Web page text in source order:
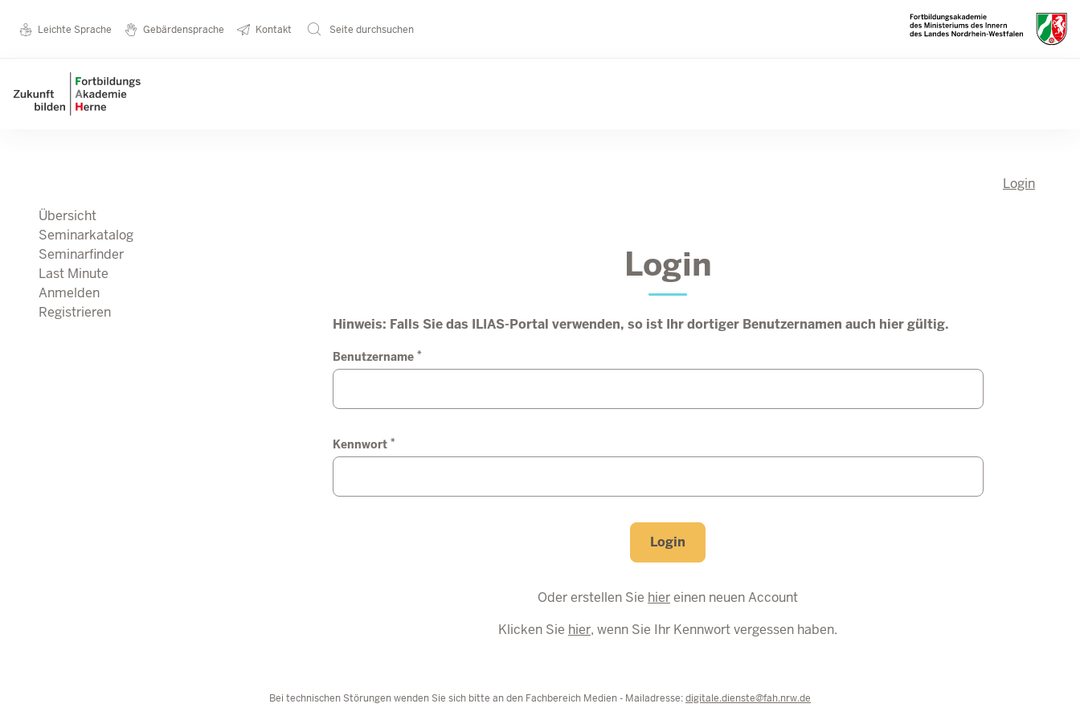
Metanavigation
Leichte Sprache Gebärdensprache Kontakt Seite durchsuchen
Login
Übersicht
Seminarkatalog
Seminarfinder
Last Minute
Anmelden
Registrieren
Login
Hinweis: Falls Sie das ILIAS-Portal verwenden, so ist Ihr dortiger Benutzernamen auch hier gültig.
Benutzername *
Kennwort *
Login
Oder erstellen Sie hiereinen neuen Account
Klicken Sie hier, wenn Sie Ihr Kennwort vergessen haben.
Bei technischen Störungen wenden Sie sich bitte an den Fachbereich Medien - Mailadresse:digitale.dienste@fah.nrw.de